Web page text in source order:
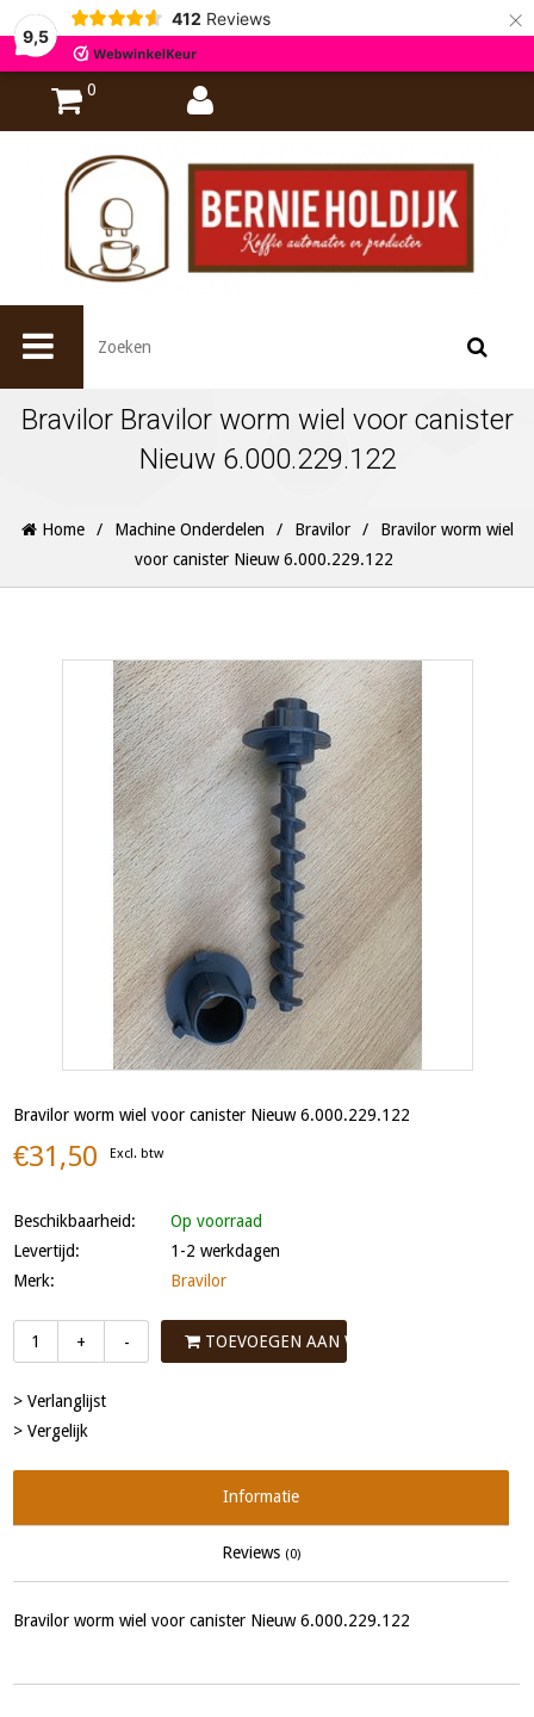
9,5
412 Reviews ×
0
Bravilor Bravilor worm wiel voor canister
Nieuw 6.000.229.122
Home / Machine Onderdelen / Bravilor /
Bravilor worm wiel
voor canister Nieuw 6.000.229.122
Bravilor worm wiel voor canister Nieuw 6.000.229.122
€31,50 Excl. btw
Beschikbaarheid:
Op voorraad
Levertijd:
1-2 werkdagen
Merk:
Bravilor
+ - TOEVOEGEN AAN WINKELWAGEN
> Verlanglijst
> Vergelijk
Informatie
Reviews (0)
Bravilor worm wiel voor canister Nieuw 6.000.229.122